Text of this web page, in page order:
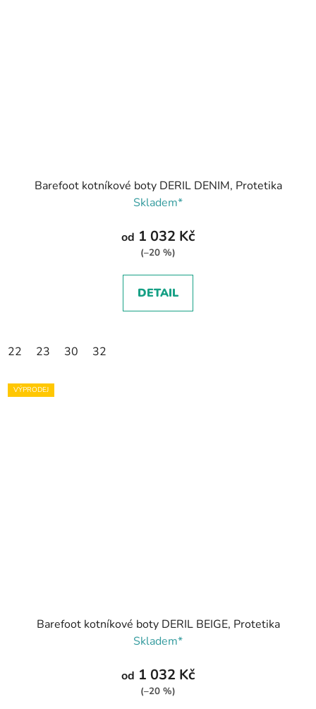
Barefoot kotníkové boty DERIL DENIM, Protetika
Skladem*
od 1 032 Kč
(–20 %)
DETAIL
22 23 30 32
VÝPRODEJ
Barefoot kotníkové boty DERIL BEIGE, Protetika
Skladem*
od 1 032 Kč
(–20 %)